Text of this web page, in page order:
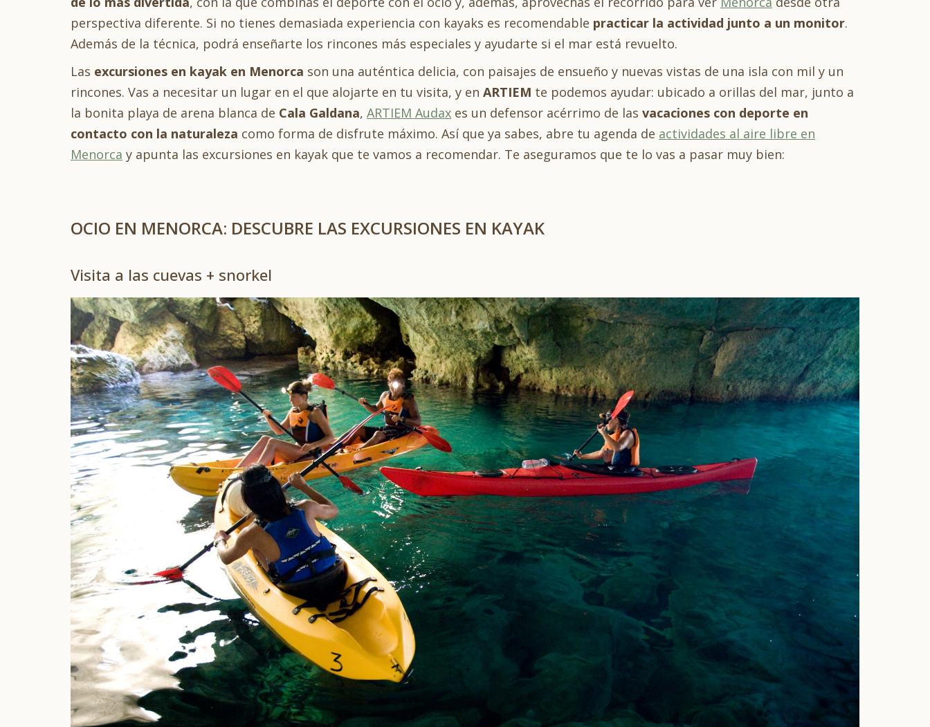
perspectiva diferente. Si no tienes demasiada experiencia con kayaks es recomendable practicar la actividad junto a un monitor.
Además de la técnica, podrá enseñarte los rincones más especiales y ayudarte si el mar está revuelto.
Las excursiones en kayak en Menorca son una auténtica delicia, con paisajes de ensueño y nuevas vistas de una isla con mil y un
rincones. Vas a necesitar un lugar en el que alojarte en tu visita, y en ARTIEM te podemos ayudar: ubicado a orillas del mar, junto a
la bonita playa de arena blanca de Cala Galdana, ARTIEM Audax es un defensor acérrimo de las vacaciones con deporte en
contacto con la naturaleza como forma de disfrute máximo. Así que ya sabes, abre tu agenda de actividades al aire libre en
Menorca y apunta las excursiones en kayak que te vamos a recomendar. Te aseguramos que te lo vas a pasar muy bien:
OCIO EN MENORCA: DESCUBRE LAS EXCURSIONES EN KAYAK
Visita a las cuevas + snorkel